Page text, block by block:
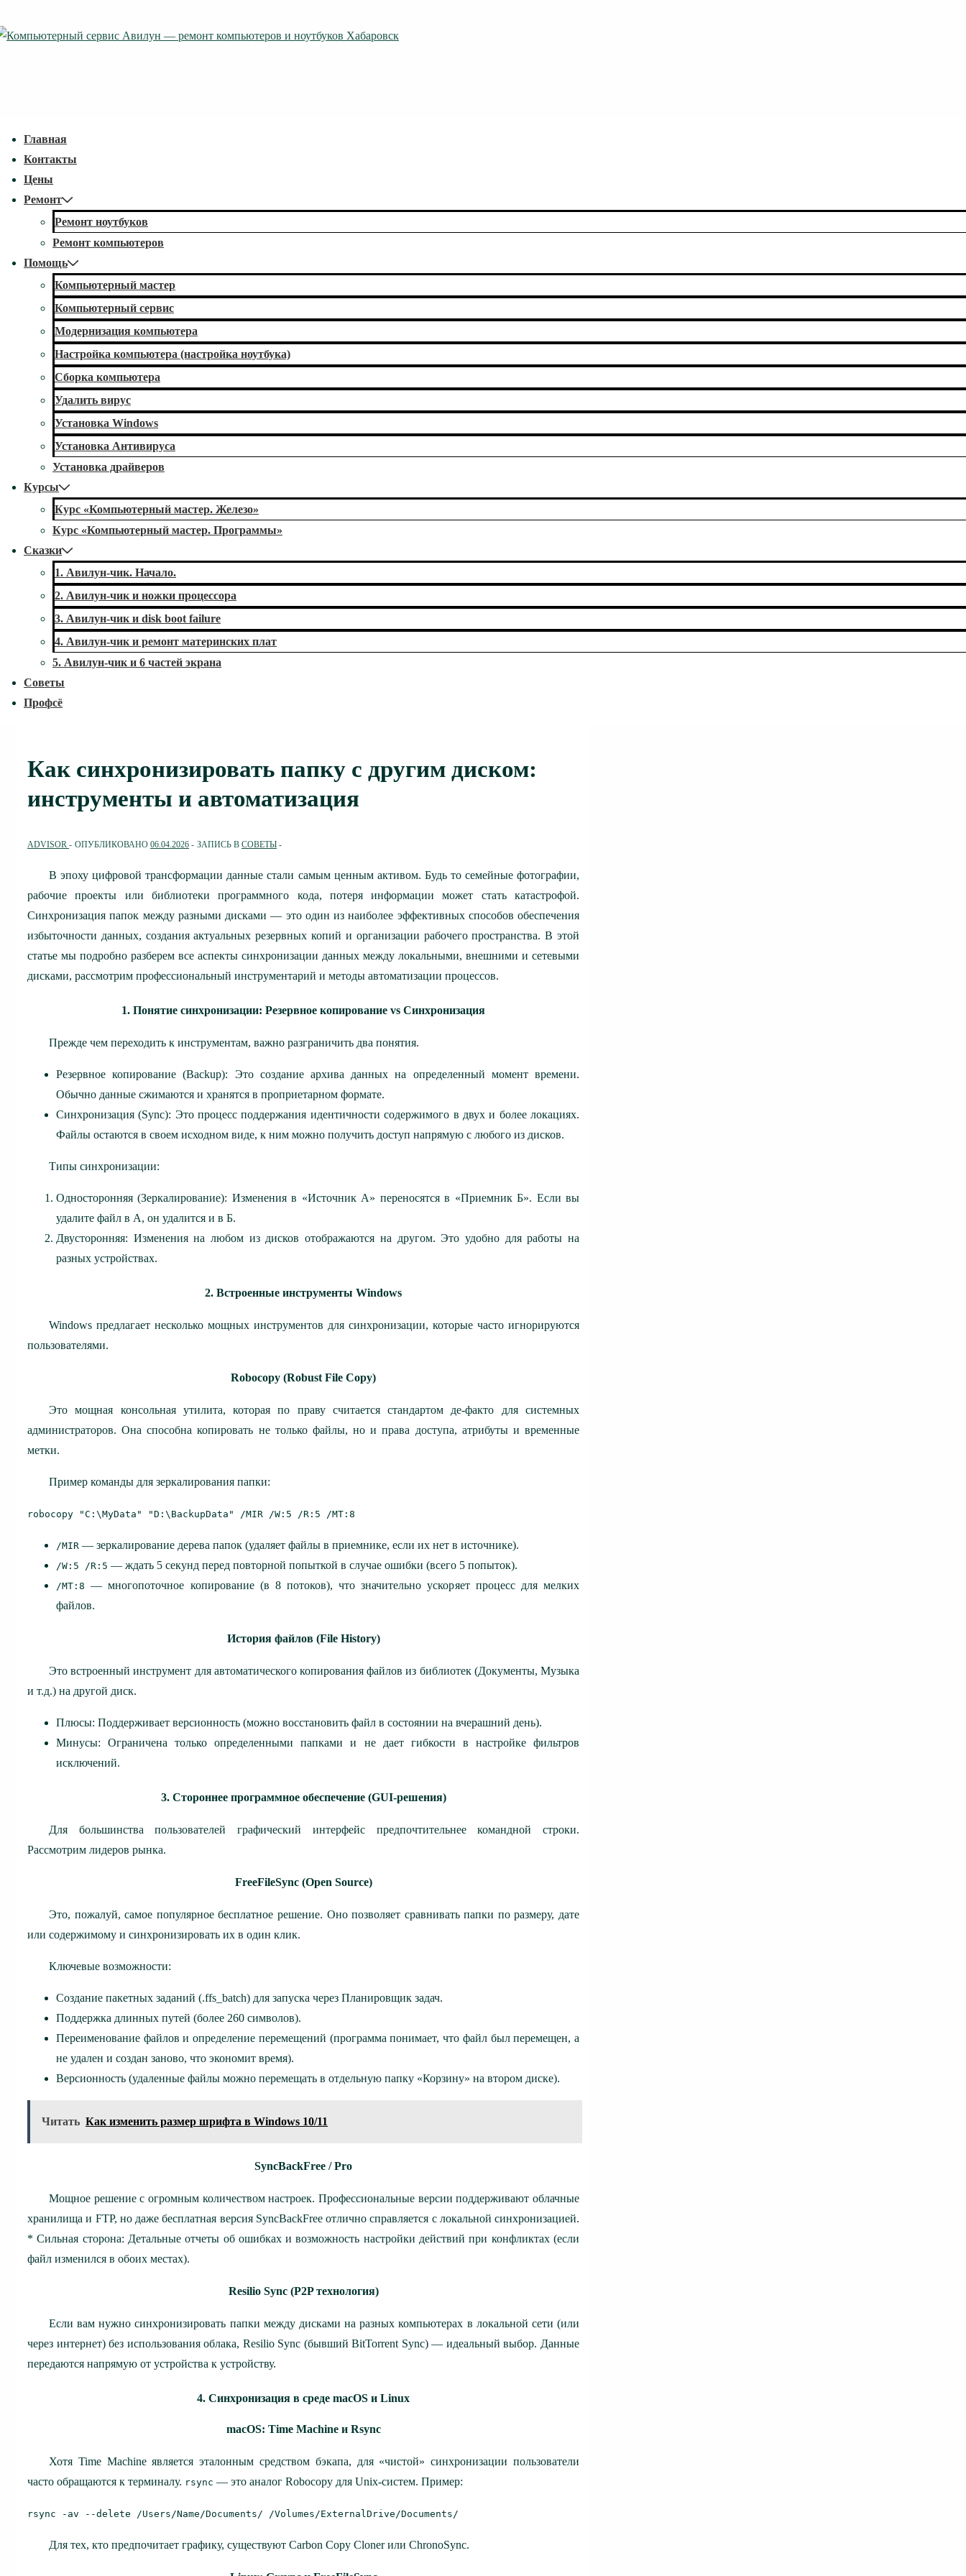
Перейти
Главная
Контакты
Цены
Ремонт
Ремонт ноутбуков
Ремонт компьютеров
Помощь
Компьютерный мастер
Компьютерный сервис
Модернизация компьютера
Настройка компьютера (настройка ноутбука)
Сборка компьютера
Удалить вирус
Установка Windows
Установка Антивируса
Установка драйверов
Курсы
Курс «Компьютерный мастер. Железо»
Курс «Компьютерный мастер. Программы»
Сказки
1. Авилун-чик. Начало.
2. Авилун-чик и ножки процессора
3. Авилун-чик и disk boot failure
4. Авилун-чик и ремонт материнских плат
5. Авилун-чик и 6 частей экрана
Советы
Профсё
Как синхронизировать папку с другим диском:
инструменты и автоматизация
ADVISOR ОПУБЛИКОВАНО 06.04.2026 ЗАПИСЬ В СОВЕТЫ
В эпоху цифровой трансформации данные стали самым ценным активом. Будь то семейные фотографии,
рабочие проекты или библиотеки программного кода, потеря информации может стать катастрофой.
Синхронизация папок между разными дисками — это один из наиболее эффективных способов обеспечения
избыточности данных, создания актуальных резервных копий и организации рабочего пространства.В этой
статье мы подробно разберем все аспекты синхронизации данных между локальными, внешними и сетевыми
дисками, рассмотрим профессиональный инструментарий и методы автоматизации процессов.
1. Понятие синхронизации: Резервное копирование vs Синхронизация
Прежде чем переходить к инструментам, важно разграничить два понятия.
Резервное копирование (Backup): Это создание архива данных на определенный момент времени.
Обычно данные сжимаются и хранятся в проприетарном формате.
Синхронизация (Sync): Это процесс поддержания идентичности содержимого в двух и более локациях.
Файлы остаются в своем исходном виде, к ним можно получить доступ напрямую с любого из дисков.
Типы синхронизации:
Односторонняя (Зеркалирование): Изменения в «Источник А» переносятся в «Приемник Б». Если вы
удалите файл в А, он удалится и в Б.
Двусторонняя: Изменения на любом из дисков отображаются на другом. Это удобно для работы на
разных устройствах.
2. Встроенные инструменты Windows
Windows предлагает несколько мощных инструментов для синхронизации, которые часто игнорируются
пользователями.
Robocopy (Robust File Copy)
Это мощная консольная утилита, которая по праву считается стандартом де-факто для системных
администраторов. Она способна копировать не только файлы, но и права доступа, атрибуты и временные
метки.
Пример команды для зеркалирования папки:
robocopy "C:\MyData" "D:\BackupData" /MIR /W:5 /R:5 /MT:8
/MIR — зеркалирование дерева папок (удаляет файлы в приемнике, если их нет в источнике).
/W:5 /R:5 — ждать 5 секунд перед повторной попыткой в случае ошибки (всего 5 попыток).
/MT:8 — многопоточное копирование (в 8 потоков), что значительно ускоряет процесс для мелких
файлов.
История файлов (File History)
Это встроенный инструмент для автоматического копирования файлов из библиотек (Документы, Музыка
и т.д.) на другой диск.
Плюсы: Поддерживает версионность (можно восстановить файл в состоянии на вчерашний день).
Минусы: Ограничена только определенными папками и не дает гибкости в настройке фильтров
исключений.
3. Стороннее программное обеспечение (GUI-решения)
Для большинства пользователей графический интерфейс предпочтительнее командной строки.
Рассмотрим лидеров рынка.
FreeFileSync (Open Source)
Это, пожалуй, самое популярное бесплатное решение. Оно позволяет сравнивать папки по размеру, дате
или содержимому и синхронизировать их в один клик.
Ключевые возможности:
Создание пакетных заданий (.ffs_batch) для запуска через Планировщик задач.
Поддержка длинных путей (более 260 символов).
Переименование файлов и определение перемещений (программа понимает, что файл был перемещен, а
не удален и создан заново, что экономит время).
Версионность (удаленные файлы можно перемещать в отдельную папку «Корзину» на втором диске).
Читать Как изменить размер шрифта в Windows 10/11
SyncBackFree / Pro
Мощное решение с огромным количеством настроек. Профессиональные версии поддерживают облачные
хранилища и FTP, но даже бесплатная версия SyncBackFree отлично справляется с локальной синхронизацией.
* Сильная сторона: Детальные отчеты об ошибках и возможность настройки действий при конфликтах (если
файл изменился в обоих местах).
Resilio Sync (P2P технология)
Если вам нужно синхронизировать папки между дисками на разных компьютерах в локальной сети (или
через интернет) без использования облака, Resilio Sync (бывший BitTorrent Sync) — идеальный выбор. Данные
передаются напрямую от устройства к устройству.
4. Синхронизация в среде macOS и Linux
macOS: Time Machine и Rsync
Хотя Time Machine является эталонным средством бэкапа, для «чистой» синхронизации пользователи
часто обращаются к терминалу. rsync — это аналог Robocopy для Unix-систем. Пример:
rsync -av --delete /Users/Name/Documents/ /Volumes/ExternalDrive/Documents/
Для тех, кто предпочитает графику, существуют Carbon Copy Cloner или ChronoSync.